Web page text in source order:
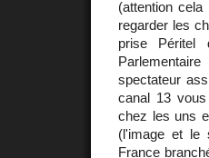
(attention
regarder les
prise
spectateur
canal 13
chez les uns
(l'image et le
France